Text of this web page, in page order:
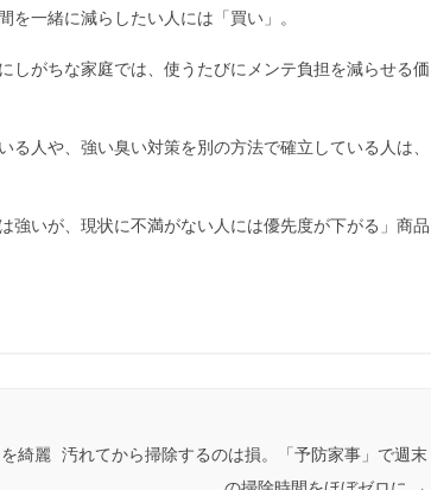
一緒に減らしたい人には「買い」。
しがちな家庭では、使うたびにメンテ負担を減らせる価
人や、強い臭い対策を別の方法で確立している人は、
強いが、現状に不満がない人には優先度が下がる」商品
綺麗
汚れてから掃除するのは損。「予防家事」で週末